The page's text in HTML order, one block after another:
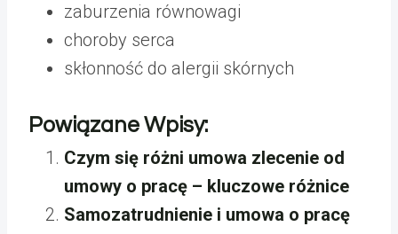
zaburzenia równowagi
choroby serca
skłonność do alergii skórnych
Powiązane Wpisy:
Czym się różni umowa zlecenie od
umowy o pracę – kluczowe różnice
Samozatrudnienie i umowa o pracę